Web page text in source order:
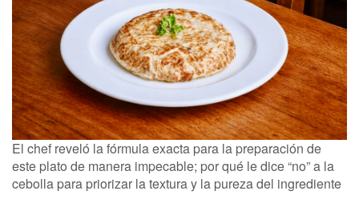
El chef reveló la fórmula exacta para la preparación de
este plato de manera impecable; por qué le dice “no” a la
cebolla para priorizar la textura y la pureza del ingrediente